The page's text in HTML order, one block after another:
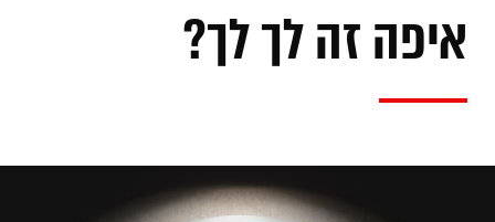
איפה זה לך לך?